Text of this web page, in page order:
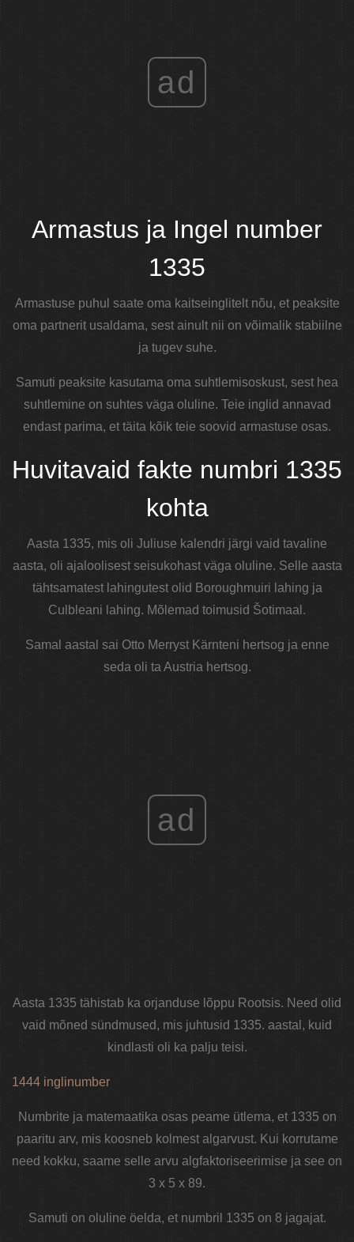
ad
Armastus ja Ingel number
1335
Armastuse puhul saate oma kaitseinglitelt nõu, et peaksite
oma partnerit usaldama, sest ainult nii on võimalik stabiilne
ja tugev suhe.
Samuti peaksite kasutama oma suhtlemisoskust, sest hea
suhtlemine on suhtes väga oluline. Teie inglid annavad
endast parima, et täita kõik teie soovid armastuse osas.
Huvitavaid fakte numbri 1335
kohta
Aasta 1335, mis oli Juliuse kalendri järgi vaid tavaline
aasta, oli ajaloolisest seisukohast väga oluline. Selle aasta
tähtsamatest lahingutest olid Boroughmuiri lahing ja
Culbleani lahing. Mõlemad toimusid Šotimaal.
Samal aastal sai Otto Merryst Kärnteni hertsog ja enne
seda oli ta Austria hertsog.
ad
Aasta 1335 tähistab ka orjanduse lõppu Rootsis. Need olid
vaid mõned sündmused, mis juhtusid 1335. aastal, kuid
kindlasti oli ka palju teisi.
1444 inglinumber
Numbrite ja matemaatika osas peame ütlema, et 1335 on
paaritu arv, mis koosneb kolmest algarvust. Kui korrutame
need kokku, saame selle arvu algfaktoriseerimise ja see on
3 x 5 x 89.
Samuti on oluline öelda, et numbril 1335 on 8 jagajat.